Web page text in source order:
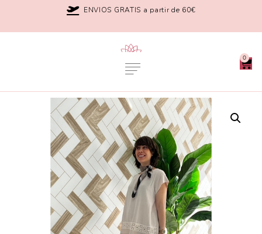
ENVIOS GRATIS a partir de 60€
0